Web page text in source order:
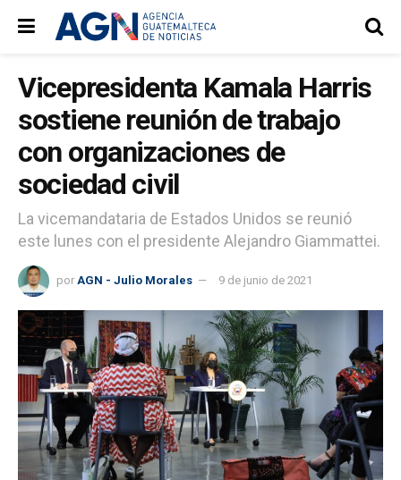
Vicepresidenta Kamala Harris
sostiene reunión de trabajo
con organizaciones de
sociedad civil
La vicemandataria de Estados Unidos se reunió
este lunes con el presidente Alejandro Giammattei.
por AGN - Julio Morales 9 de junio de 2021